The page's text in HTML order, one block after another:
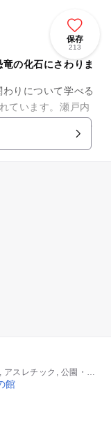
保存
213
の化石にさわりま
りについて学べる
ています。瀬戸内
ちの足跡をたどっ
スレチック, 公園・総